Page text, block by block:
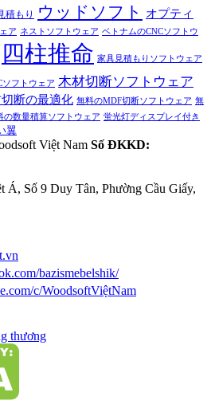
積もり ウッドソフト
オプティ
ア ネストソフトウェア ベトナムのCNCソフトウ
四柱推命 家具見積もりソフトウェア
ソフトウェア 木材切断ソフトウェア
断の最適化 無料のMDF切断ソフトウェア 無
の数量積算ソフトウェア 蛍光灯ディスプレイ付き
翼
Việt Nam Số ĐKKD:
Á, Số 9 Duy Tân, Phường Cầu Giấy,
bazismebelshik/
c/WoodsoftViệtNam